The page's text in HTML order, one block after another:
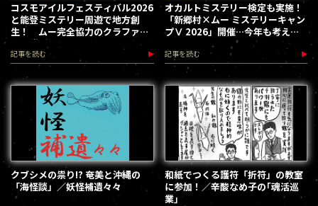
コスモアイルフェスティバル2026
と能登ミステリー周遊で地方創
生！ ムー完全協力のクラファン
第３弾が始動
記事を読む
オカルトミステリー検定も実施！
「新郷村×ムー ミステリーキャン
プⅤ 2026」開催…今年も考える
な、踊れ！（2026.9.12）
記事を読む
クブシメの祟り!? 奄美と沖縄の
「海怪談」／妖怪補遺々々
和紙でつくる護符「折符」の教室
に参加！／辛酸なめ子の｢魂活巡
業｣